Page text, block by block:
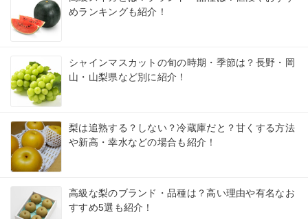
めランキングも紹介！
シャインマスカットの旬の時期・季節は？長野・岡
山・山梨県など別に紹介！
梨は追熟する？しない？冷蔵庫だと？甘くする方法
や新高・幸水などの場合も紹介！
高級な梨のブランド・品種は？高い理由や有名なお
すすめ5選も紹介！